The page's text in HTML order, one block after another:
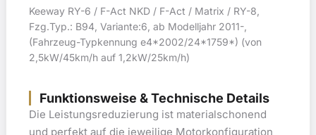
Keeway RY-6 / F-Act NKD / F-Act / Matrix / RY-8,
Fzg.Typ.: B94, Variante:6, ab Modelljahr 2011-,
(Fahrzeug-Typkennung e4*2002/24*1759*) (von
2,5kW/45km/h auf 1,2kW/25km/h)
Funktionsweise & Technische Details
Die Leistungsreduzierung ist materialschonend
und perfekt auf die jeweilige Motorkonfiguration